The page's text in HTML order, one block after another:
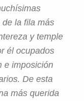
la fila más
y temple
él ocupados
e imposición
De esta
más querida